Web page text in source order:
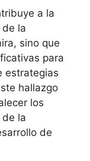
a la
la
sino que
para
estrategias
hallazgo
los
la
de